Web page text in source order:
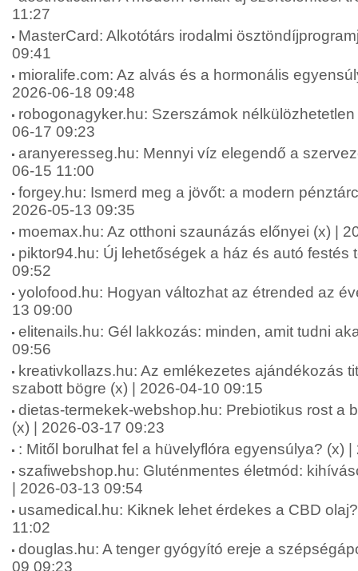
11:27
MasterCard: Alkotótárs irodalmi
09:41
mioralife.com: Az alvás és a hormonális
2026-06-18 09:48
robogonagyker.hu: Szerszámok
06-17 09:23
aranyeresseg.hu: Mennyi víz elegendő a
06-15 11:00
forgey.hu: Ismerd meg a jövőt: a modern
2026-05-13 09:35
moemax.hu: Az otthoni szaunázás előnyei (x) |
piktor94.hu: Új lehetőségek a ház és autó festés
09:52
yolofood.hu: Hogyan változhat az étrended az
13 09:00
elitenails.hu: Gél lakkozás: minden, amit tudni
09:56
kreativkollazs.hu: Az emlékezetes ajándékozás
szabott bögre (x) | 2026-04-10 09:15
dietas-termekek-webshop.hu: Prebiotikus rost a
(x) | 2026-03-17 09:23
: Mitől borulhat fel a hüvelyflóra egyensúlya? (x)
szafiwebshop.hu: Gluténmentes életmód:
| 2026-03-13 09:54
usamedical.hu: Kiknek lehet érdekes a CBD
11:02
douglas.hu: A tenger gyógyító ereje a
09 09:23